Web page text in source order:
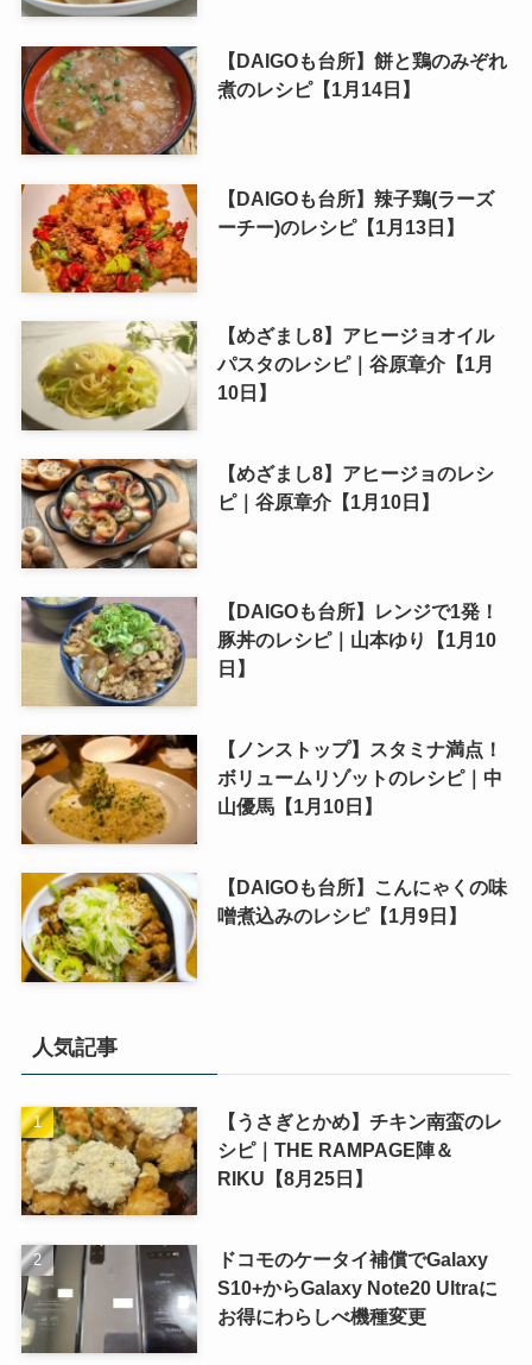
【DAIGOも台所】餅と鶏のみぞれ
煮のレシピ【1月14日】
【DAIGOも台所】辣子鶏(ラーズ
ーチー)のレシピ【1月13日】
【めざまし8】アヒージョオイル
パスタのレシピ｜谷原章介【1月
10日】
【めざまし8】アヒージョのレシ
ピ｜谷原章介【1月10日】
【DAIGOも台所】レンジで1発！
豚丼のレシピ｜山本ゆり【1月10
日】
【ノンストップ】スタミナ満点！
ボリュームリゾットのレシピ｜中
山優馬【1月10日】
【DAIGOも台所】こんにゃくの味
噌煮込みのレシピ【1月9日】
人気記事
【うさぎとかめ】チキン南蛮のレ
シピ｜THE RAMPAGE陣＆
RIKU【8月25日】
ドコモのケータイ補償でGalaxy
S10+からGalaxy Note20 Ultraに
お得にわらしべ機種変更